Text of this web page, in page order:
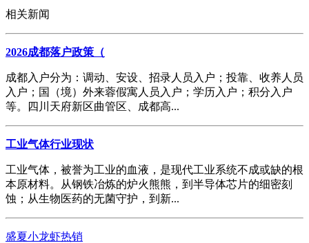
相关新闻
2026成都落户政策（
成都入户分为：调动、安设、招录人员入户；投靠、收养人员
入户；国（境）外来蓉假寓人员入户；学历入户；积分入户
等。四川天府新区曲管区、成都高...
工业气体行业现状
工业气体，被誉为工业的血液，是现代工业系统不成或缺的根
本原材料。从钢铁冶炼的炉火熊熊，到半导体芯片的细密刻
蚀；从生物医药的无菌守护，到新...
盛夏小龙虾热销